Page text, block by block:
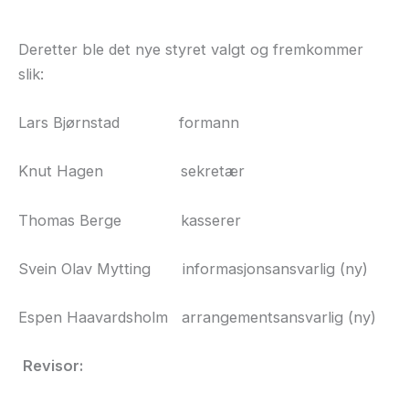
Deretter ble det nye styret valgt og fremkommer
slik:
Lars Bjørnstad formann
Knut Hagen sekretær
Thomas Berge kasserer
Svein Olav Mytting informasjonsansvarlig (ny)
Espen Haavardsholm arrangementsansvarlig (ny)
Revisor: